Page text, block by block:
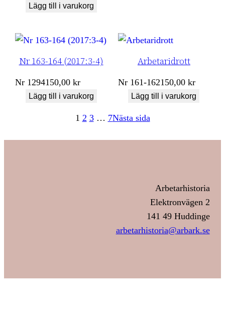
Lägg till i varukorg
Nr 163-164 (2017:3-4)
Nr 1294150,00kr
Lägg till i varukorg
Arbetaridrott
Nr 161-162150,00kr
Lägg till i varukorg
1 2 3 … 7Nästa sida
Arbetarhistoria
Elektronvägen 2
141 49 Huddinge
arbetarhistoria@arbark.se